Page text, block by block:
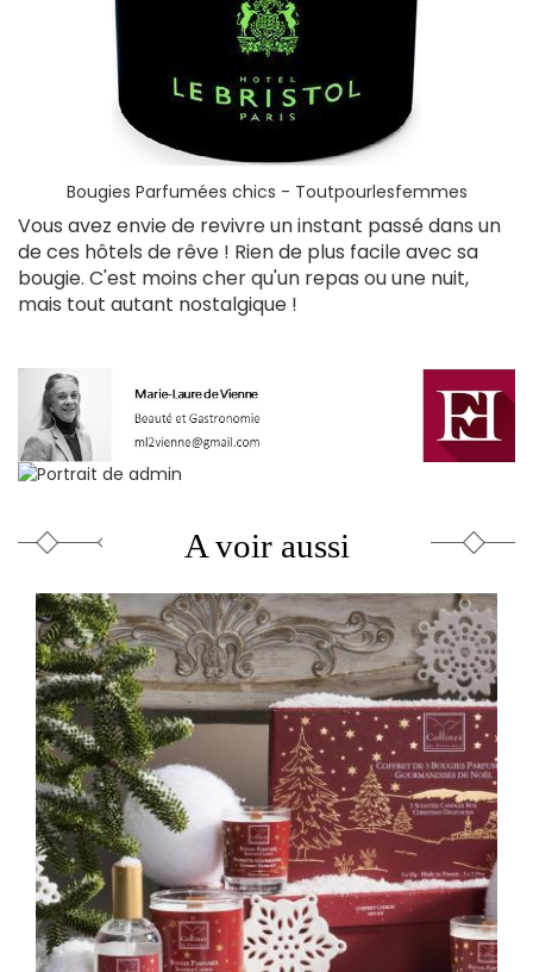
Bougies Parfumées chics - Toutpourlesfemmes
Vous avez envie de revivre un instant passé dans un
de ces hôtels de rêve ! Rien de plus facile avec sa
bougie. C'est moins cher qu'un repas ou une nuit,
mais tout autant nostalgique !
A voir aussi